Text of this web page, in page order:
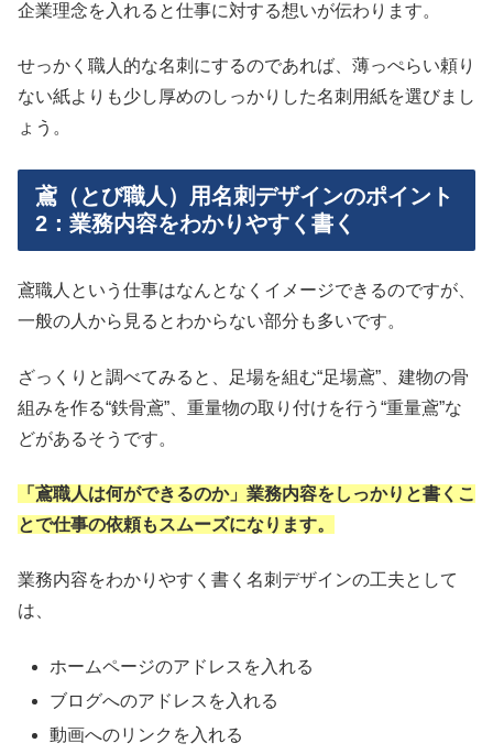
企業理念を入れると仕事に対する想いが伝わります。
せっかく職人的な名刺にするのであれば、薄っぺらい頼り
ない紙よりも少し厚めのしっかりした名刺用紙を選びまし
ょう。
鳶（とび職人）用名刺デザインのポイント
2：業務内容をわかりやすく書く
鳶職人という仕事はなんとなくイメージできるのですが、
一般の人から見るとわからない部分も多いです。
ざっくりと調べてみると、足場を組む“足場鳶”、建物の骨
組みを作る“鉄骨鳶”、重量物の取り付けを行う“重量鳶”な
どがあるそうです。
「鳶職人は何ができるのか」業務内容をしっかりと書くこ
とで仕事の依頼もスムーズになります。
業務内容をわかりやすく書く名刺デザインの工夫として
は、
ホームページのアドレスを入れる
ブログへのアドレスを入れる
動画へのリンクを入れる